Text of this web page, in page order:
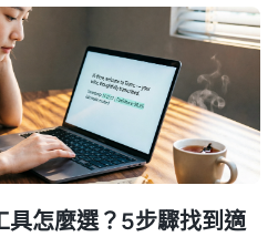
怎麼選？5步驟找到適